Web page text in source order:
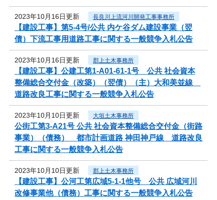
2023年10月16日更新 長良川上流河川開発工事事務所
【建設工事】第5-4号/公共 内ケ谷ダム建設事業（翌
債）下流工事用道路工事に関する一般競争入札公告
2023年10月16日更新 郡上土木事務所
【建設工事】公建工第1-A01-61-1号 公共 社会資本
整備総合交付金（改築）（翌債）（主）大和美並線
道路改良工事に関する一般競争入札公告
2023年10月10日更新 大垣土木事務所
公街工第3-A21号 公共 社会資本整備総合交付金（街路
事業）（債務） 都市計画道路 神田神戸線 道路改良
工事に関する一般競争入札公告
2023年10月10日更新 郡上土木事務所
【建設工事】公河工第広域5-1-1他号 公共 広域河川
改修事業他（債務）工事に関する一般競争入札公告